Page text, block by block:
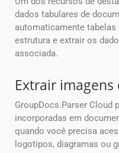
dados tabulares de
automaticamente
estrutura e extrair os
associada.
Extrair imagens
GroupDocs.Parser Cloud
incorporadas em
quando você precisa
logotipos, diagramas ou